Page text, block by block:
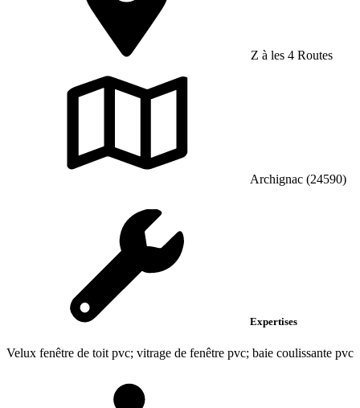
Z à les 4 Routes
Archignac (24590)
Expertises
Velux fenêtre de toit pvc; vitrage de fenêtre pvc; baie coulissante pvc